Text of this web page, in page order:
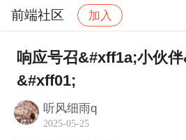
前端社区 加入
社区 前端社区 感慨
响应号召&#xff1a;小伙
&#xff01;
听风细雨q
2025-05-25